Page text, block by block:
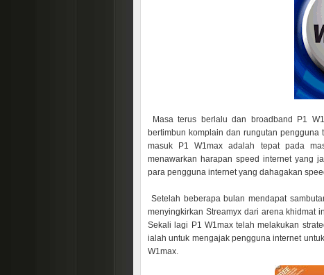
Masa terus berlalu dan broadband P1
bertimbun komplain dan rungutan
masuk P1 W1max adalah tepat pada
menawarkan harapan speed internet yang
para pengguna internet yang dahagakan
Setelah beberapa bulan mendapat
menyingkirkan Streamyx dari arena khidmat
Sekali lagi P1 W1max telah melakukan
ialah untuk mengajak pengguna internet
W1max.